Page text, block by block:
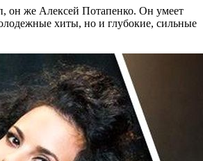
он же Алексей Потапенко. Он умеет
хиты, но и глубокие, сильные